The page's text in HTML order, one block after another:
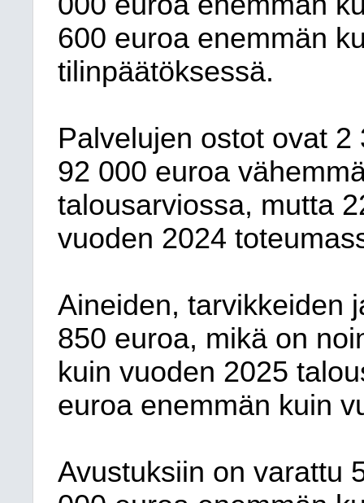
600 euroa enemmän
tilinpäätöksessä.
Palvelujen ostot ovat
92 000 euroa
talousarviossa, mutta
vuoden 2024
Aineiden, tarvikkeiden
850 euroa, mikä on
kuin vuoden 2025
euroa enemmän kuin
Avustuksiin on varattu